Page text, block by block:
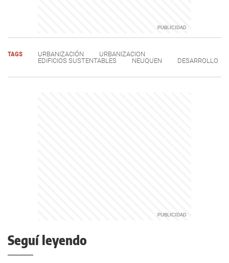
TAGS URBANIZACIÓN
URBANIZACION
EDIFICIOS SUSTENTABLES
NEUQUEN DESARROLLO
Seguí leyendo